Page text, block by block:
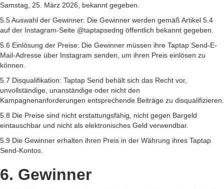
Samstag, 25. März 2026, bekannt gegeben.
5.5 Auswahl der Gewinner: Die Gewinner werden gemäß Artikel 5.4
auf der Instagram-Seite @taptapsedng öffentlich bekannt gegeben.
5.6 Einlösung der Preise: Die Gewinner müssen ihre Taptap Send-E-
Mail-Adresse über Instagram senden, um ihren Preis einlösen zu
können.
5.7 Disqualifikation: Taptap Send behält sich das Recht vor,
unvollständige, unanständige oder nicht den
Kampagnenanforderungen entsprechende Beiträge zu disqualifizieren.
5.8 Die Preise sind nicht erstattungsfähig, nicht gegen Bargeld
eintauschbar und nicht als elektronisches Geld verwendbar.
5.9 Die Gewinner erhalten ihren Preis in der Währung ihres Taptap
Send-Kontos.
6. Gewinner